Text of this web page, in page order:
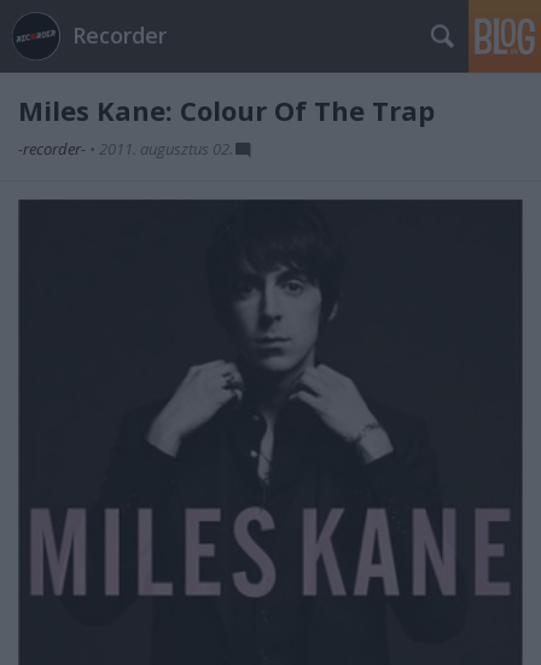
Recorder
Miles Kane: Colour Of The Trap
-recorder- • 2011. augusztus 02.